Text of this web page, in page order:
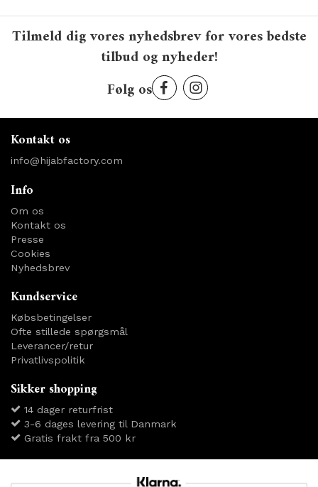
Tilmeld dig vores nyhedsbrev for vores bedste
tilbud og nyheder!
Følg os
Kontakt os
info@hijabfactory.com
Info
Om os
Kontakt os
Presse
Cookies
Nyhedsbrev
Kundservice
Købsbetingelser
Ofte stillede spørgsmål
Leverancer/retur
Privatlivspolitik
Sikker shopping
14 dager returfrist
3-6 dages levering til Danmark
Gratis frakt fra 500 kr